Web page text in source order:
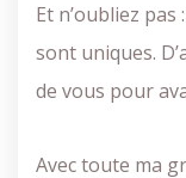
Et n’oubliez
sont uniques.
de vous pour
Avec toute ma